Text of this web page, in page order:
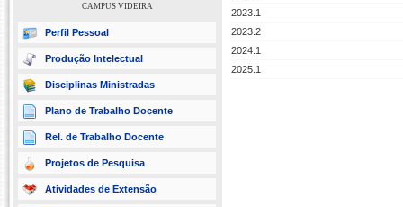
CAMPUS VIDEIRA
Perfil Pessoal
Produção Intelectual
Disciplinas Ministradas
Plano de Trabalho Docente
Rel. de Trabalho Docente
Projetos de Pesquisa
Atividades de Extensão
2023.1
2023.2
2024.1
2025.1